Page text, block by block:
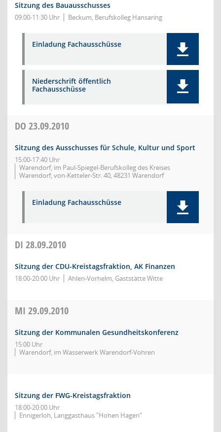
Sitzung des Bauausschusses
09:00-11:30 Uhr Beckum, Berufskolleg Hansaring
Einladung Fachausschüsse
Niederschrift öffentlich
Fachausschüsse
DO 23.09.2010
Sitzung des Ausschusses für Schule, Kultur und Sport
15:00-17:40 Uhr
Warendorf, im Paul-Spiegel-Berufskolleg des Kreises
Warendorf, von-Ketteler-Str. 40, 48231 Warendorf
Einladung Fachausschüsse
DI 28.09.2010
Sitzung der CDU-Kreistagsfraktion, AK Finanzen
18:00-20:00 Uhr Ahlen-Vorhelm, Gaststätte Witte
MI 29.09.2010
Sitzung der Kommunalen Gesundheitskonferenz
15:00 Uhr
Warendorf, im Wasserwerk Warendorf-Vohren
Sitzung der FWG-Kreistagsfraktion
18:00-20:00 Uhr
Ennigerloh, Langgasthaus "Hohen Hagen"